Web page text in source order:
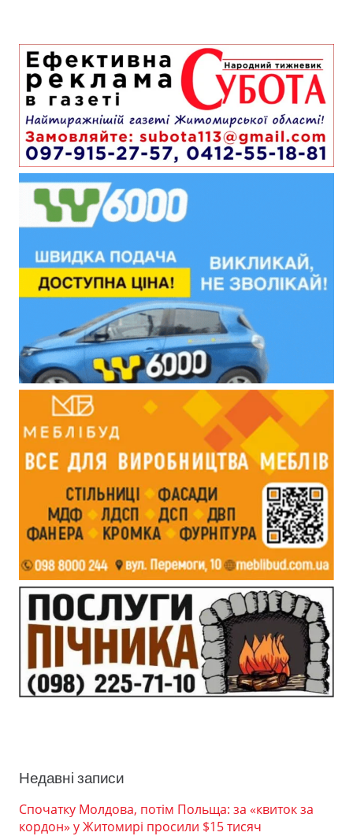
Недавні записи
Спочатку Молдова, потім Польща: за «квиток за
кордон» у Житомирі просили $15 тисяч